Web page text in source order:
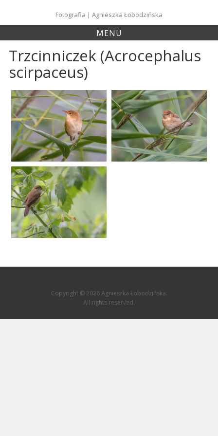
content
Fotografia | Agnieszka Łobodzińska
MENU
Trzcinniczek (Acrocephalus
scirpaceus)
Copyright © 2026 Agnieszka Łobodzińska.
All rights reserved.